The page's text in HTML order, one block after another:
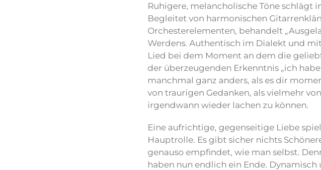
Ruhigere, melancholische Töne schlägt
Begleitet von harmonischen
Orchesterelementen, behandelt
Werdens. Authentisch im Dialekt und
Lied bei dem Moment an dem die
der überzeugenden Erkenntnis „ich
manchmal ganz anders, als es dir
von traurigen Gedanken, als vielmehr
irgendwann wieder lachen zu können.
Eine aufrichtige, gegenseitige Liebe
Hauptrolle. Es gibt sicher nichts
genauso empfindet, wie man selbst.
haben nun endlich ein Ende.